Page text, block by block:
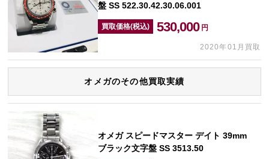
盤 SS 522.30.42.30.06.001
買取価格(税込) 530,000 円
2020年01月買取
オメガのその他買取実績
オメガ スピードマスター デイト 39mm
ブラック文字盤 SS 3513.50